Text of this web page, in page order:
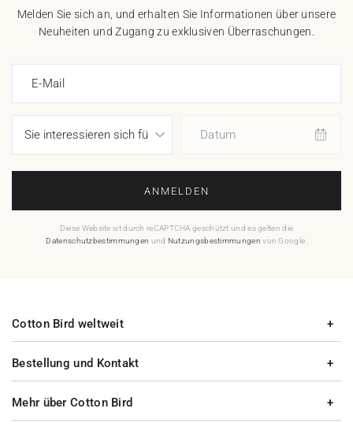
Melden Sie sich an, und erhalten Sie Informationen über unsere
Neuheiten und Zugang zu exklusiven Überraschungen.
E-Mail
Datum
ANMELDEN
Diese Website ist durch reCAPTCHA geschützt und es gelten die
Datenschutzbestimmungen und Nutzungsbestimmungen von Google.
Bestellung und Kontakt
Mehr über Cotton Bird
Cotton Bird weltweit